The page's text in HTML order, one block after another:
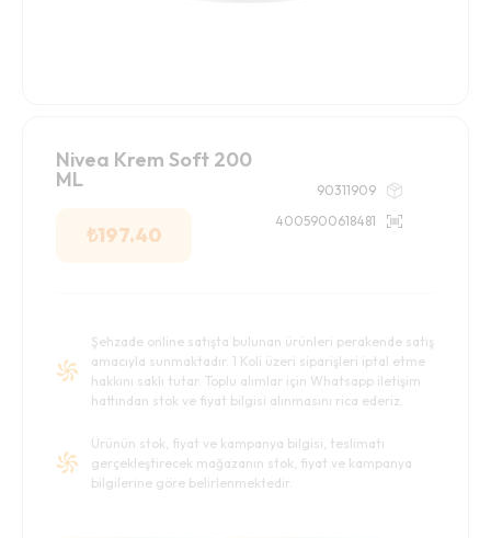
Nivea Krem Soft 200
ML
₺197.40
90311909
4005900618481
Şehzade online satışta bulunan ürünleri perakende satış
amacıyla sunmaktadır. 1 Koli üzeri siparişleri iptal etme
hakkını saklı tutar. Toplu alımlar için Whatsapp iletişim
hattından stok ve fiyat bilgisi alınmasını rica ederiz.
Ürünün stok, fiyat ve kampanya bilgisi, teslimatı
gerçekleştirecek mağazanın stok, fiyat ve kampanya
bilgilerine göre belirlenmektedir.